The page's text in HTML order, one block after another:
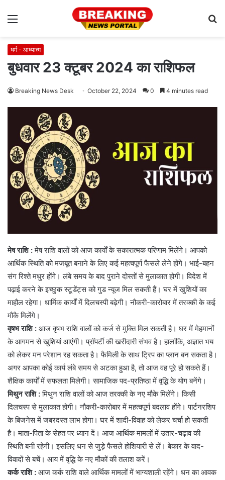
Menu
धर्म - आध्यात्म
बुधवार 23 क्टूबर 2024 का राशिफल
Breaking News Desk October 22, 2024 0 4 minutes read
मेष राशि :मेष राशि वालों को आज कार्यों के सकारात्मक परिणाम मिलेंगे। आपको
आर्थिक स्थिति को मजबूत बनाने के लिए कई महत्वपूर्ण फैसले लेने होंगे। भाई-बहन
संग रिश्ते मधुर होंगे। लंबे समय के बाद पुराने दोस्तों से मुलाकात होगी। विदेश में
पढ़ाई करने के इच्छुक स्टूडेंट्स को गुड न्यूज मिल सकती हैं। घर में खुशियों का
माहौल रहेगा। धार्मिक कार्यों में दिलचस्पी बढ़ेगी। नौकरी-कारोबार में तरक्की के कई
मौकै मिलेंगे।
वृषभ राशि : आज वृषभ राशि वालों को कर्ज से मुक्ति मिल सकती है। घर में मेहमानों
के आगमन से खुशियां आएंगी। प्रॉपर्टी की खरीदारी संभव है। हालांकि, अज्ञात भय
को लेकर मन परेशान रह सकता है। फैमिली के साथ ट्रिप का प्लान बन सकता है।
अगर आपका कोई कार्य लंबे समय से अटका हुआ है, तो आज वह पूरे हो सकते हैं।
शैक्षिक कार्यों में सफलता मिलेगी। सामाजिक पद-प्रतिष्ठा में वृद्धि के योग बनेंगे।
मिथुन राशि :मिथुन राशि वालों को आज तरक्की के नए मौके मिलेंगे। किसी
दिलचस्प से मुलाकात होगी। नौकरी-कारोबार में महत्वपूर्ण बदलाव होंगे। पार्टनरशिप
के बिजनेस में जबरदस्त लाभ होगा। घर में शादी-विवाह को लेकर चर्चा हो सकती
है। माता-पिता के सेहत पर ध्यान दें। आज आर्थिक मामलों में उतार-चढ़ाव की
स्थिति बनी रहेगी। इसलिए धन से जुड़े फैसले होशियारी से लें। बेकार के वाद-
विवादों से बचें। आय में वृद्धि के नए मौकों की तलाश करें।
कर्क राशि : आज कर्क राशि वाले आर्थिक मामलों में भाग्यशाली रहेंगे। धन का आवक